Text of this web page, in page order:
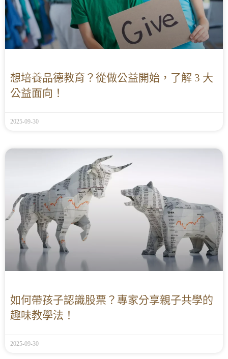
想培養品德教育？從做公益開始，了解 3 大
公益面向！
2025-09-30
如何帶孩子認識股票？專家分享親子共學的
趣味教學法！
2025-09-30